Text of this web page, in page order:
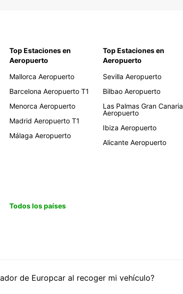
Top Estaciones en
Aeropuerto
Mallorca Aeropuerto
Barcelona Aeropuerto T1
Menorca Aeropuerto
Madrid Aeropuerto T1
Málaga Aeropuerto
Top Estaciones en
Aeropuerto
Sevilla Aeropuerto
Bilbao Aeropuerto
Las Palmas Gran Canaria
Aeropuerto
Ibiza Aeropuerto
Alicante Aeropuerto
Todos los países
de Europcar al recoger mi vehículo?